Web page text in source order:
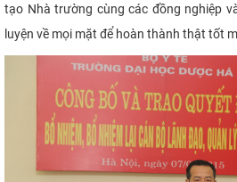
tạo Nhà trường cùng các đồng nghiệp
luyện về mọi mặt để hoàn thành thật tốt